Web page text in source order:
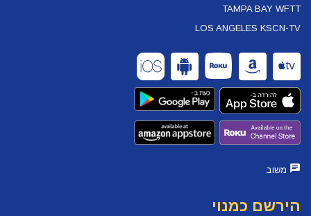
TAMPA BAY WFTT
LOS ANGELES KSCN-TV
משוב
הירשם כמנוי